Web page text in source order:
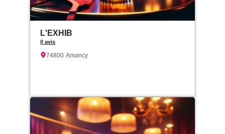
L'EXHIB
0 avis
74800 Amancy